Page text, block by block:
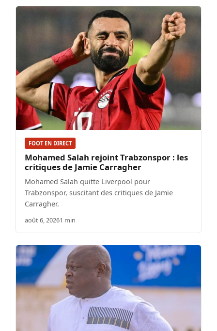
FOOT EN DIRECT
Mohamed Salah rejoint Trabzonspor : les
critiques de Jamie Carragher
Mohamed Salah quitte Liverpool pour
Trabzonspor, suscitant des critiques de Jamie
Carragher.
août 6, 20261 min